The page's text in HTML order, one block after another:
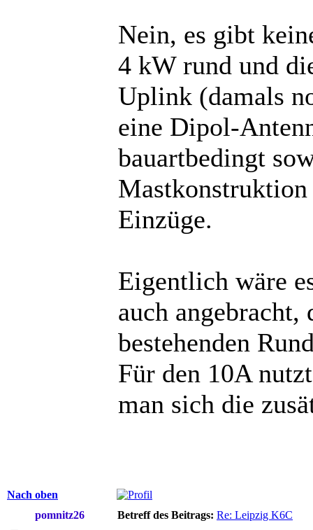
Nein, es gibt
4 kW rund und
Uplink (damals
eine Dipol-
bauartbedingt
Einzüge.
Eigentlich wäre
auch angebracht,
bestehenden
Für den 10A
man sich die
Nach oben
pomnitz26
Betreff des Beitrags: Re: Leipzig K6C